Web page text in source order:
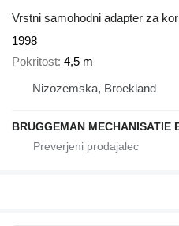
Vrstni samohodni adapter za
1998
Pokritost 4,5 m
Nizozemska, Broekland
BRUGGEMAN MECHANISATIE